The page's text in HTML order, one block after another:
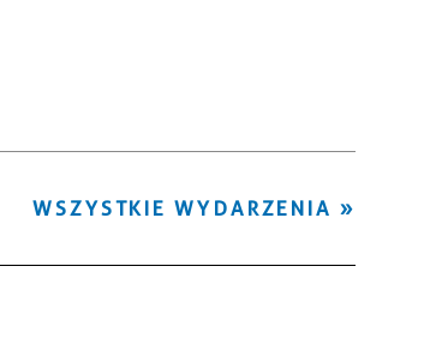
Miejsce
WSZYSTKIE WYDARZENIA